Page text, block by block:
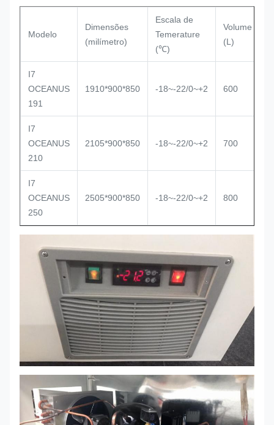
Modelo
Dimensões
(milímetro)
Escala de
Temerature
(℃)
Volume
(L)
I7
OCEANUS
191
1910*900*850 -18~-22/0~+2 600
I7
OCEANUS
210
2105*900*850 -18~-22/0~+2 700
I7
OCEANUS
250
2505*900*850 -18~-22/0~+2 800